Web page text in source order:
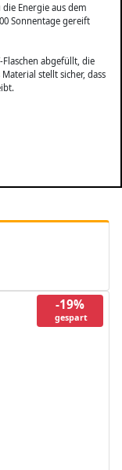
Energie aus dem
Sonnentage gereift
abgefüllt, die
stellt sicher, dass
-19%
gespart